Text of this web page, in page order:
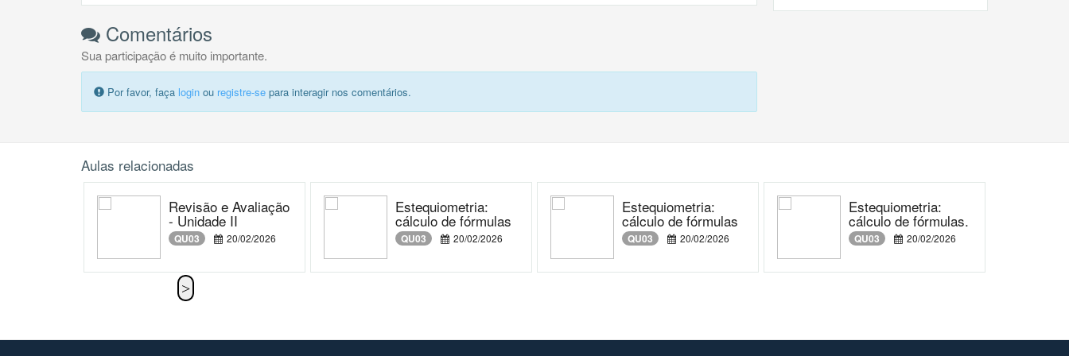
Comentários
Sua participação é muito importante.
Por favor, faça login ou registre-se para interagir nos comentários.
Aulas relacionadas
Revisão e Avaliação
- Unidade II
QU03 20/02/2026
Estequiometria:
cálculo de fórmulas
QU03 20/02/2026
Estequiometria:
cálculo de fórmulas
QU03 20/02/2026
Estequiometria:
cálculo de fórmulas.
QU03 20/02/2026